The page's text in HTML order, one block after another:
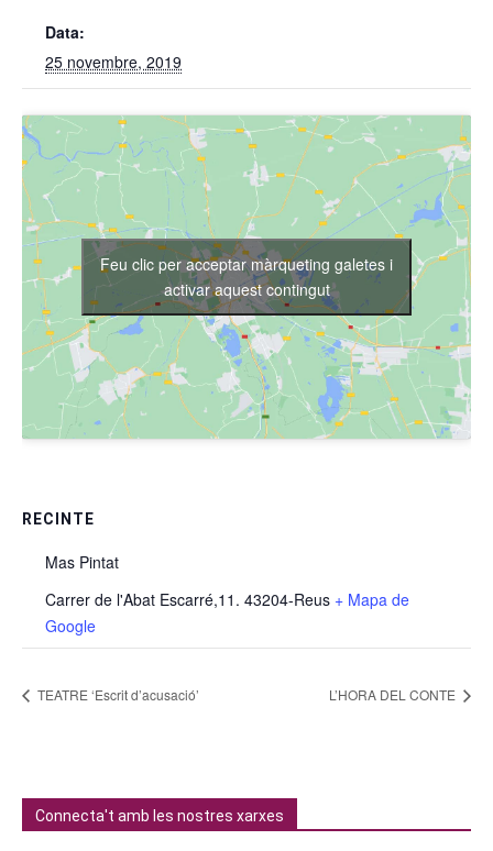
Data:
25 novembre, 2019
RECINTE
Mas Pintat
Carrer de l'Abat Escarré,11. 43204-Reus + Mapa de
Google
Feu clic per acceptar màrqueting galetes i
activar aquest contingut
TEATRE ‘Escrit d’acusació’ L’HORA DEL CONTE
Connecta't amb les nostres xarxes